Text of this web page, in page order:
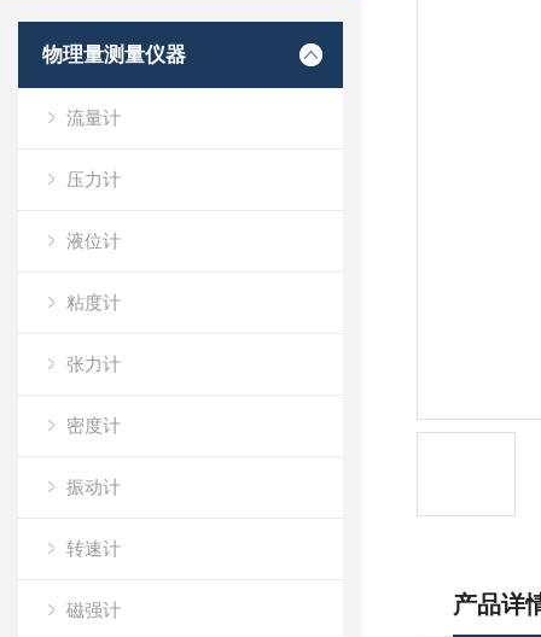
物理量测量仪器
流量计
压力计
液位计
粘度计
张力计
密度计
振动计
转速计
磁强计 产品详